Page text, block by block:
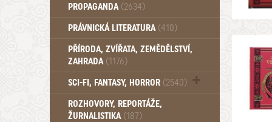
PROPAGANDA (2634)
PRÁVNICKÁ LITERATURA (410)
PŘÍRODA, ZVÍŘATA, ZEMĚDĚLSTVÍ,
ZAHRADA (1176)
SCI-FI, FANTASY, HORROR (2540)
UFO (14)
ROZHOVORY, REPORTÁŽE,
ŽURNALISTIKA (187)